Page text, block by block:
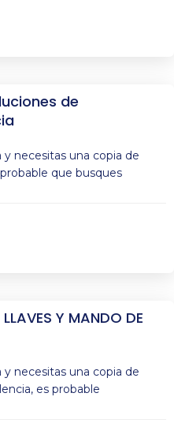
de
necesitas una copia de
que busques
Y MANDO DE
necesitas una copia de
es probable